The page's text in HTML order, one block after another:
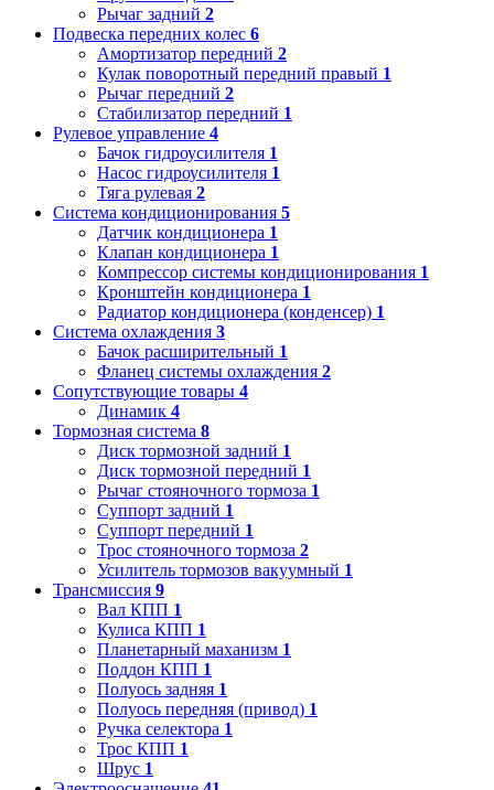
Рычаг задний 2
Подвеска передних колес 6
Амортизатор передний 2
Кулак поворотный передний правый 1
Рычаг передний 2
Стабилизатор передний 1
Рулевое управление 4
Бачок гидроусилителя 1
Насос гидроусилителя 1
Тяга рулевая 2
Система кондиционирования 5
Датчик кондиционера 1
Клапан кондиционера 1
Компрессор системы кондиционирования 1
Кронштейн кондиционера 1
Радиатор кондиционера (конденсер) 1
Система охлаждения 3
Бачок расширительный 1
Фланец системы охлаждения 2
Сопутствующие товары 4
Динамик 4
Тормозная система 8
Диск тормозной задний 1
Диск тормозной передний 1
Рычаг стояночного тормоза 1
Суппорт задний 1
Суппорт передний 1
Трос стояночного тормоза 2
Усилитель тормозов вакуумный 1
Трансмиссия 9
Вал КПП 1
Кулиса КПП 1
Планетарный маханизм 1
Поддон КПП 1
Полуось задняя 1
Полуось передняя (привод) 1
Ручка селектора 1
Трос КПП 1
Шрус 1